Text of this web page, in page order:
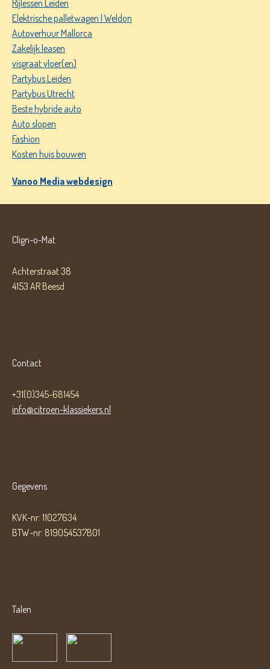
Rijlessen Leiden
Elektrische palletwagen | Weldon
Autoverhuur Mallorca
Zakelijk leasen
visgraat vloer(en)
Partybus Leiden
Partybus Utrecht
Beste hybride auto
Auto slopen
Fashion
Kosten huis bouwen
Vanoo Media webdesign
Clign-o-Mat
Achterstraat 38
4153 AR Beesd
Contact
+31(0)345-681454
info@citroen-klassiekers.nl
Gegevens
KVK-nr: 11027634
BTW-nr: 819054537B01
Talen